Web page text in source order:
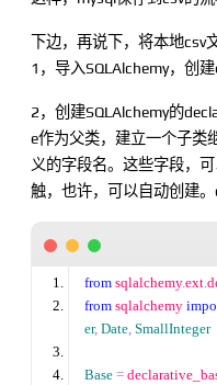
下边，再说下，将本地csv
1，导入SQLAlchemy，创
2，创建SQLAlchemy的
e作为父类，建立一个子类
义的字段名。这些字段，
触，也许，可以自动创建。
from sqlalchemy.ext.
from sqlalchemy
er, Date, SmallInteger
Base =